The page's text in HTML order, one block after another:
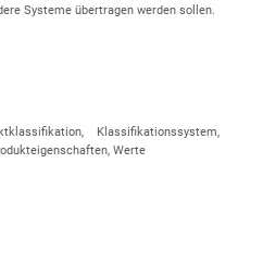
Systeme übertragen werden sollen.
Klassifikationssystem,
Werte